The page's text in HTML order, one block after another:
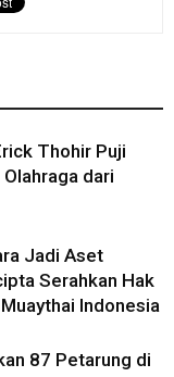
Thohir Puji
dari
Jadi Aset
Serahkan Hak
Indonesia
87 Petarung di